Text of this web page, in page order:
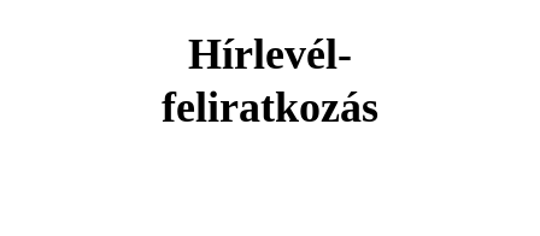
Hírlevél-
feliratkozás